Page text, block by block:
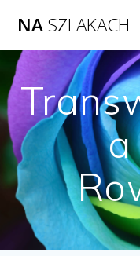
NASZLAKACH